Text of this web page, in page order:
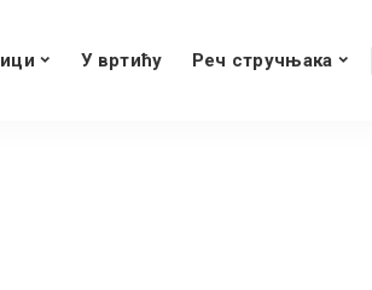
У вртићу Реч стручњака